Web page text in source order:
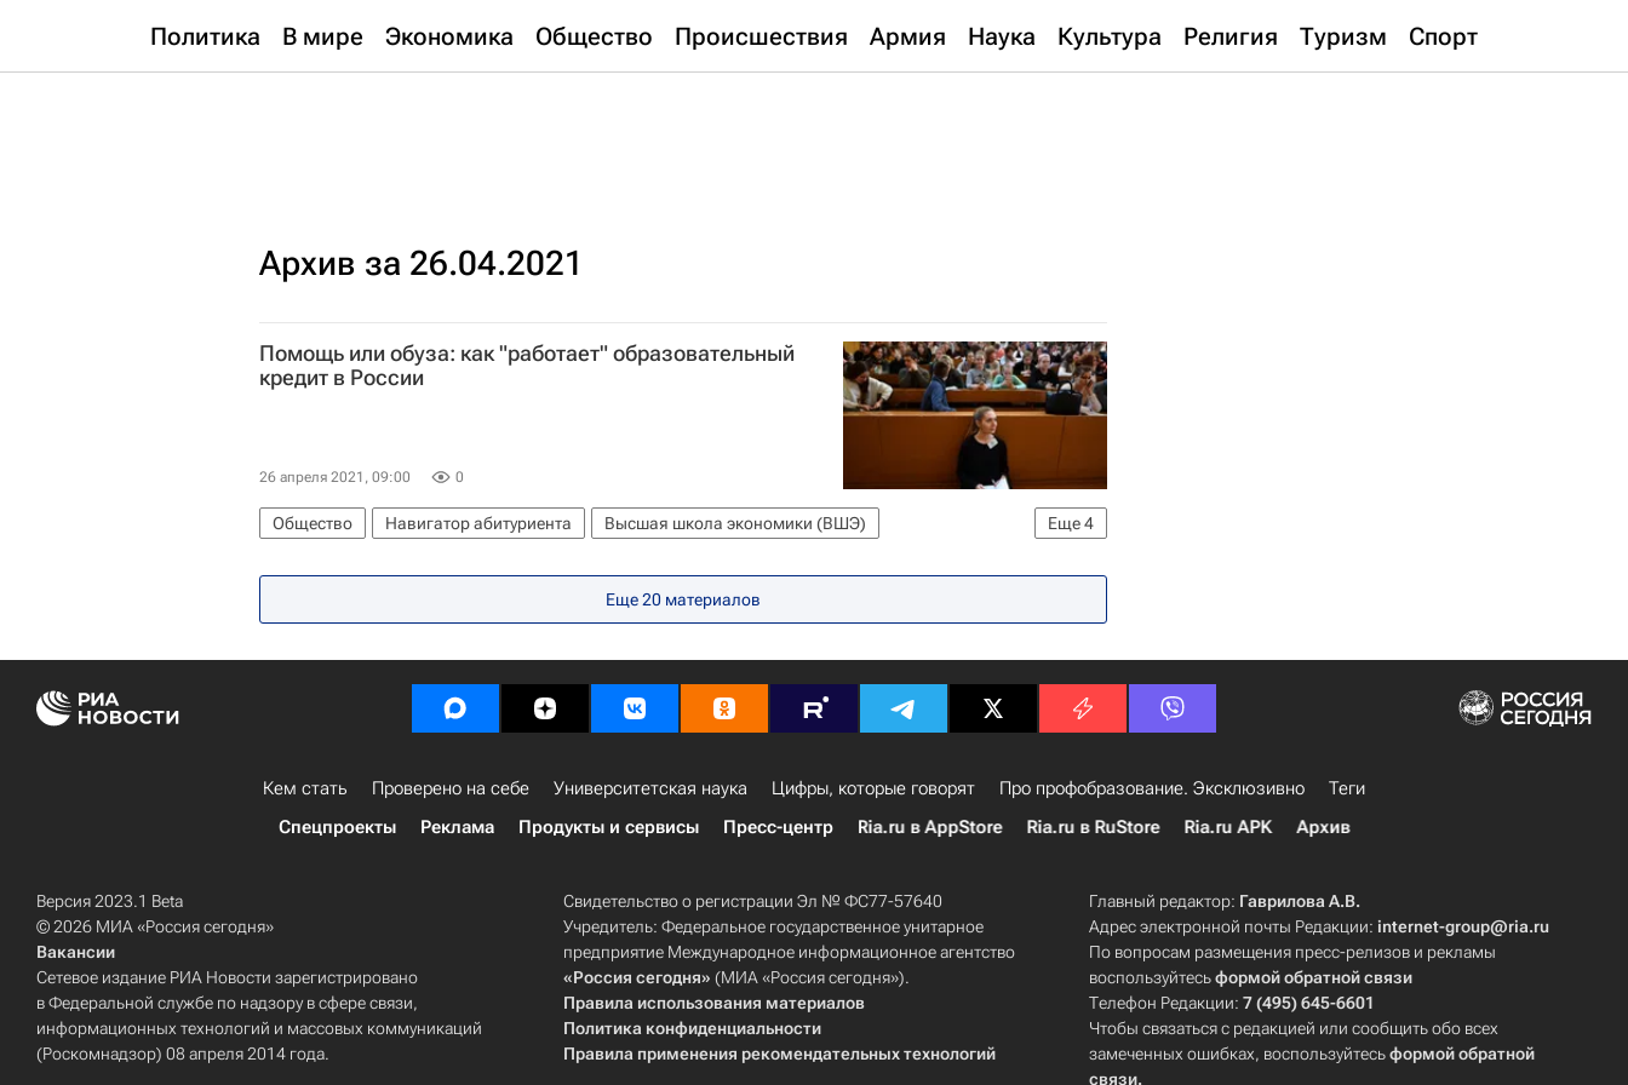
Политика В мире Экономика Общество Происшествия Армия Наука Культура Религия Туризм Спорт
Архив за 26.04.2021
Помощь или обуза: как "работает" образовательный
кредит в России
26 апреля 2021, 09:00 0
Еще4
Общество Навигатор абитуриента
Высшая школа экономики (ВШЭ)
Еще 20 материалов
Кем стать Проверено на себе Университетская наука Цифры, которые говорят Про профобразование. Эксклюзивно
Теги
Спецпроекты
Реклама Продукты и сервисы Пресс-центр Ria.ru в AppStore Ria.ru в RuStore Ria.ru APK Архив
Версия 2023.1 Beta
© 2026 МИА «Россия сегодня»
Вакансии
Сетевое издание РИА Новости зарегистрировано
в Федеральной службе по надзору в сфере связи,
информационных технологий и массовых коммуникаций
(Роскомнадзор) 08 апреля 2014 года.
Свидетельство о регистрации Эл № ФС77-57640
Учредитель: Федеральное государственное унитарное
предприятие Международное информационное агентство
«Россия сегодня» (МИА «Россия сегодня»).
Правила использования материалов
Политика конфиденциальности
Правила применения рекомендательных технологий
Главный редактор: Гаврилова А.В.
Адрес электронной почты Редакции:internet-group@ria.ru
По вопросам размещения пресс-релизов и рекламы
воспользуйтесьформой обратной связи
Телефон Редакции:7 (495) 645-6601
Чтобы связаться с редакцией или сообщить обо всех
замеченных ошибках, воспользуйтесьформой обратной
связи.